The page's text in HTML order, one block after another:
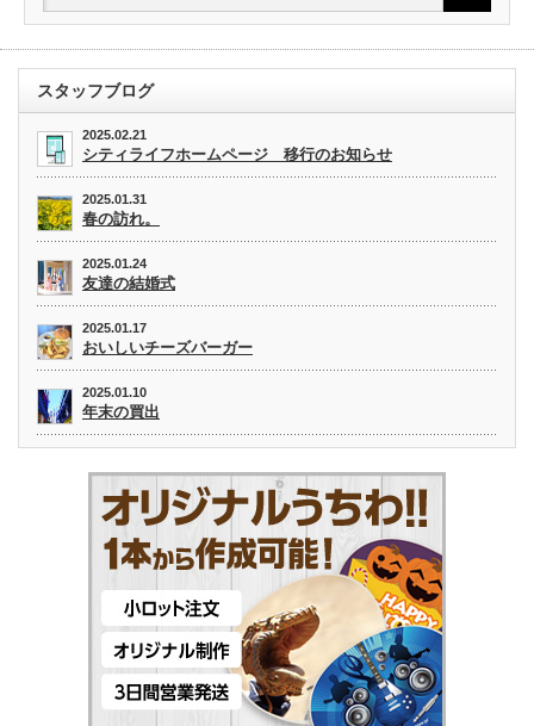
スタッフブログ
2025.02.21
シティライフホームページ 移行のお知らせ
2025.01.31
春の訪れ。
2025.01.24
友達の結婚式
2025.01.17
おいしいチーズバーガー
2025.01.10
年末の買出